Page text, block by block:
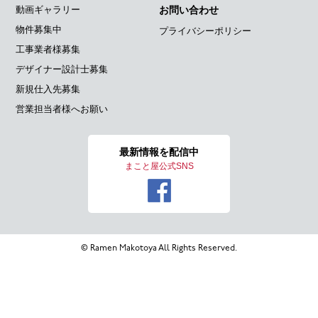
動画ギャラリー
物件募集中
工事業者様募集
デザイナー設計士募集
新規仕入先募集
営業担当者様へお願い
お問い合わせ
プライバシーポリシー
最新情報を配信中
まこと屋公式SNS
© Ramen Makotoya All Rights Reserved.